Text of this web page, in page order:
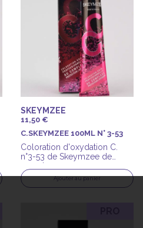
SKEYMZEE
11,50 €
C.SKEYMZEE 100ML N° 3-53
Coloration d'oxydation C.
n°3-53 de Skeymzee de
100ml
Ajouter au panier